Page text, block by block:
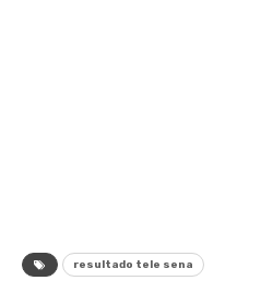
resultado tele sena